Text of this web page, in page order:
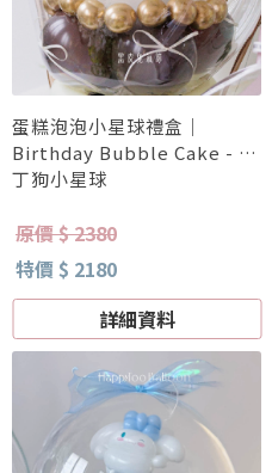
蛋糕泡泡小星球禮盒｜
Birthday Bubble Cake - 布
丁狗小星球
原價 $ 2380
特價 $ 2180
詳細資料